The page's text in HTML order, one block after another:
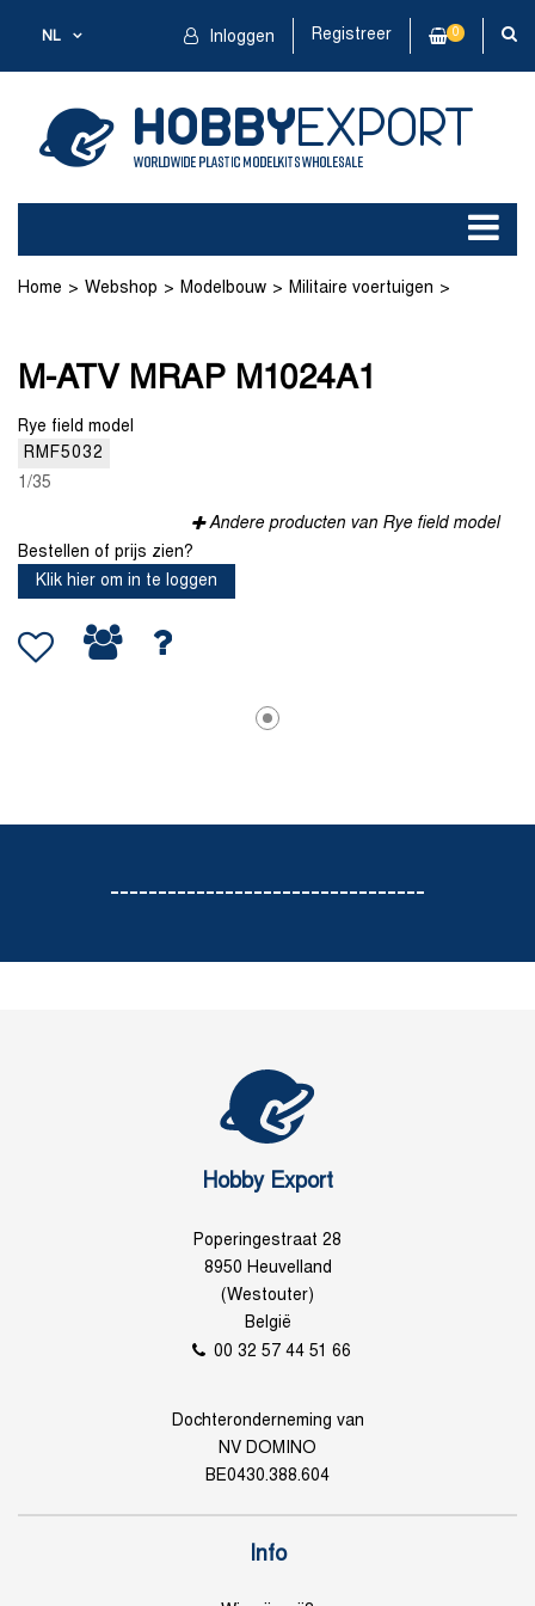
NL Inloggen Registreer 0
Home Webshop Modelbouw Militaire voertuigen
M-ATV MRAP M1024A1
Rye field model
RMF5032
1/35
Andere producten van Rye field model
Bestellen of prijs zien?
Klik hier om in te loggen
---------------------------------
Hobby Export
Poperingestraat 28
8950 Heuvelland
(Westouter)
België
00 32 57 44 51 66
Dochteronderneming van
NV DOMINO
BE0430.388.604
Info